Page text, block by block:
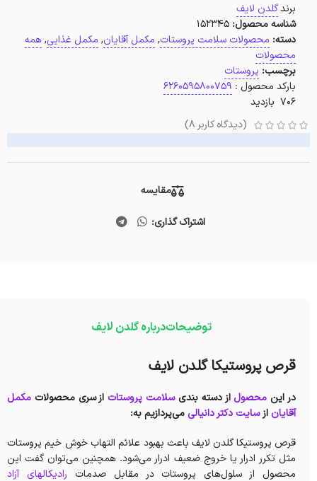
برندگلدن لایف
شناسه محصول: 152345
دسته: محصولات سلامت پروستات, مکمل آقایان, مکمل غذایی,همه
محصولات
برچسب: پروستات
بارکد محصول : 6260595800759
706 بازدید
(دیدگاه کاربر 8
)
مقایسه
اشتراک گذاری:
توضیحاتدرباره گلدن لایف
قرص پروستیکا گلدن لایف
در این محصول از دسته بندیسلامت پروستات از سری محصولات مکمل
آقایان ازسایت دکتر دانیالیمی‌پردازیم به:
قرص پروستیکا گلدن لایف باعث بهبود علائم التهاب خوش خیم پروستات
مثل تکرر ادرار یا خروج ضعیف ادرار می‌شود. همچنین می‌توان گفت این
محصول از سلول‌های پروستات در مقابل صدمات رادیکالهای آزاد